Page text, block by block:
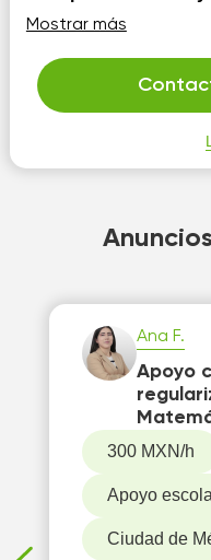
Docente con 7 años de
Matemáticas – Tronco Común
formar bases sólidas,
automáticas, para que
temas, no solo los
Mostrar más
Ana F.
Apoyo
300 MXN/h
Apoyo
Ciudad de